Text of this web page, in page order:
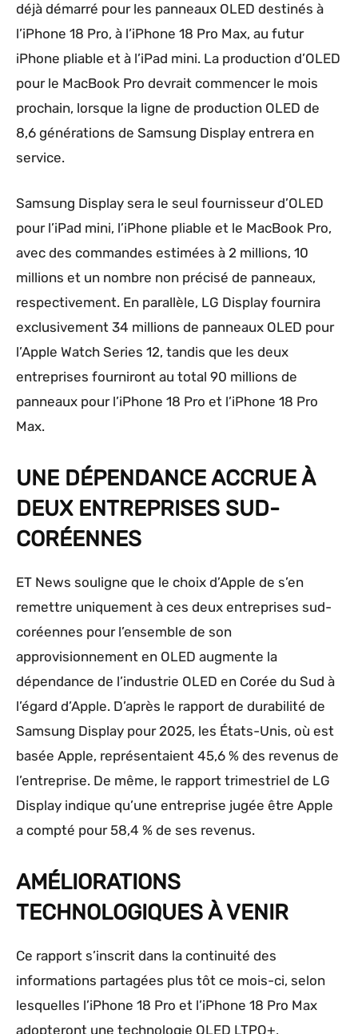
déjà démarré pour les panneaux OLED destinés à
l’iPhone 18 Pro, à l’iPhone 18 Pro Max, au futur
iPhone pliable et à l’iPad mini. La production d’OLED
pour le MacBook Pro devrait commencer le mois
prochain, lorsque la ligne de production OLED de
8,6 générations de Samsung Display entrera en
service.
Samsung Display sera le seul fournisseur d’OLED
pour l’iPad mini, l’iPhone pliable et le MacBook Pro,
avec des commandes estimées à 2 millions, 10
millions et un nombre non précisé de panneaux,
respectivement. En parallèle, LG Display fournira
exclusivement 34 millions de panneaux OLED pour
l’Apple Watch Series 12, tandis que les deux
entreprises fourniront au total 90 millions de
panneaux pour l’iPhone 18 Pro et l’iPhone 18 Pro
Max.
UNE DÉPENDANCE ACCRUE À
DEUX ENTREPRISES SUD-
CORÉENNES
ET News souligne que le choix d’Apple de s’en
remettre uniquement à ces deux entreprises sud-
coréennes pour l’ensemble de son
approvisionnement en OLED augmente la
dépendance de l’industrie OLED en Corée du Sud à
l’égard d’Apple. D’après le rapport de durabilité de
Samsung Display pour 2025, les États-Unis, où est
basée Apple, représentaient 45,6 % des revenus de
l’entreprise. De même, le rapport trimestriel de LG
Display indique qu’une entreprise jugée être Apple
a compté pour 58,4 % de ses revenus.
AMÉLIORATIONS
TECHNOLOGIQUES À VENIR
Ce rapport s’inscrit dans la continuité des
informations partagées plus tôt ce mois-ci, selon
lesquelles l’iPhone 18 Pro et l’iPhone 18 Pro Max
adopteront une technologie OLED LTPO+,